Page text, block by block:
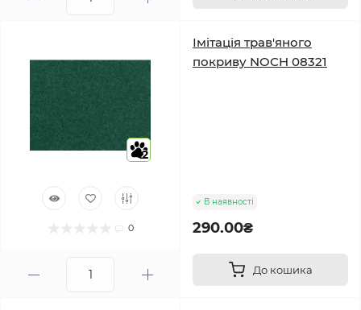
2
0
Імітація трав'яного
покриву NOCH 08321
В наявності
290.00₴
До кошика